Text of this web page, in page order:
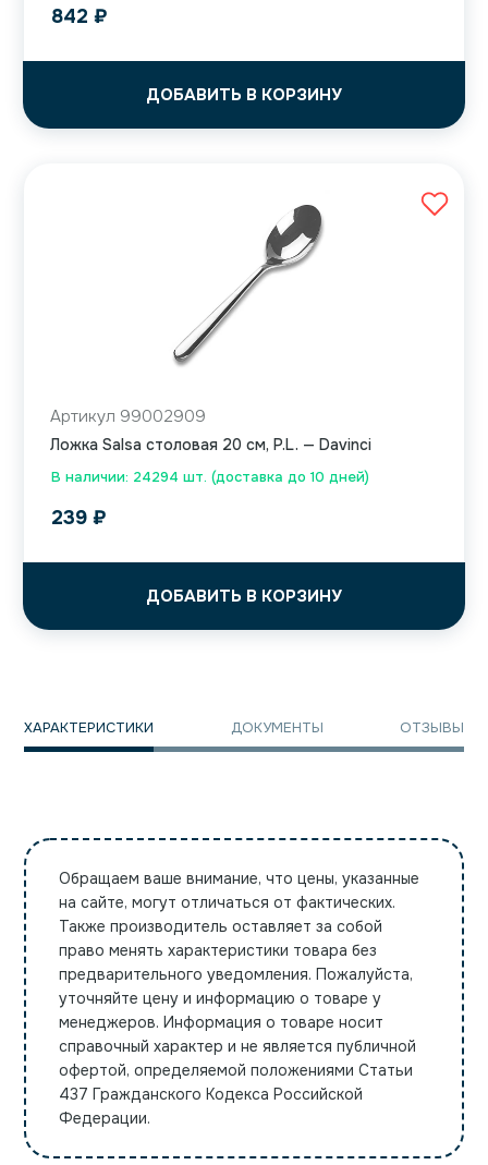
842 ₽
ДОБАВИТЬ В КОРЗИНУ
В наличии: 24294 шт. (доставка до 10 дней)
Артикул 99002909
Ложка Salsa столовая 20 см, P.L. — Davinci
239 ₽
ДОБАВИТЬ В КОРЗИНУ
ХАРАКТЕРИСТИКИ ДОКУМЕНТЫ ОТЗЫВЫ
Обращаем ваше внимание, что цены, указанные
на сайте, могут отличаться от фактических.
Также производитель оставляет за собой
право менять характеристики товара без
предварительного уведомления. Пожалуйста,
уточняйте цену и информацию о товаре у
менеджеров. Информация о товаре носит
справочный характер и не является публичной
офертой, определяемой положениями Статьи
437 Гражданского Кодекса Российской
Федерации.